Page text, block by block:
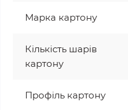
Марка картону
Кількість шарів
картону
Профіль картону